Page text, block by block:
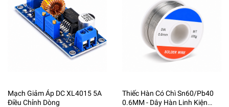
Mạch Giảm Áp DC XL4015 5A
Điều Chỉnh Dòng
Thiếc Hàn Có Chì Sn60/Pb40
0.6MM - Dây Hàn Linh Kiện